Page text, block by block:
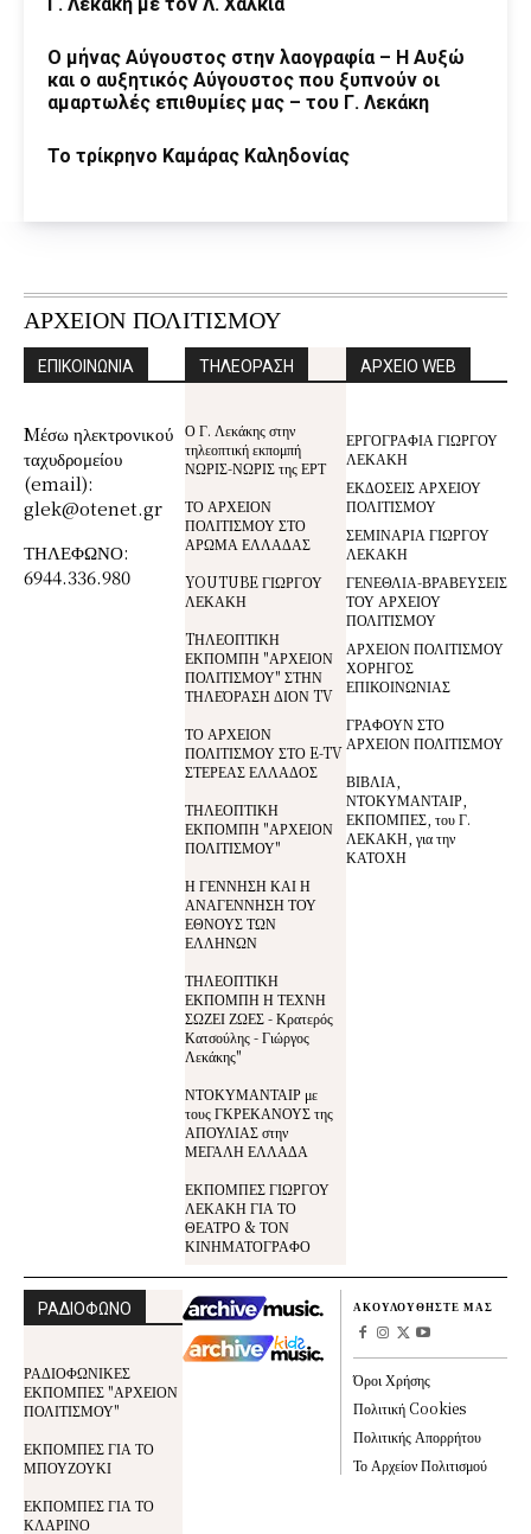
Ο μήνας Αύγουστος στην λαογραφία – Η Αυξώ
και ο αυξητικός Αύγουστος που ξυπνούν οι
αμαρτωλές επιθυμίες μας – του Γ. Λεκάκη
Το τρίκρηνο Καμάρας Καληδονίας
ΑΡΧΕΙΟΝ ΠΟΛΙΤΙΣΜΟΥ
ΕΠΙΚΟΙΝΩΝΙΑ
Mέσω ηλεκτρονικού
ταχυδρομείου
(email):
glek@otenet.gr
ΤΗΛΕΦΩΝΟ:
6944.336.980
ΤΗΛΕΟΡΑΣΗ
Ο Γ. Λεκάκης στην
τηλεοπτική εκπομπή
ΝΩΡΙΣ-ΝΩΡΙΣ της ΕΡΤ
ΤΟ ΑΡΧΕΙΟΝ
ΠΟΛΙΤΙΣΜΟΥ ΣΤΟ
ΑΡΩΜΑ ΕΛΛΑΔΑΣ
YOUTUBE ΓΙΩΡΓΟΥ
ΛΕΚΑΚΗ
TΗΛΕΟΠΤΙΚΗ
ΕΚΠΟΜΠΗ "ΑΡΧΕΙΟΝ
ΠΟΛΙΤΙΣΜΟΥ" ΣΤΗΝ
ΤΗΛΕΌΡΑΣΗ ΔΙΟΝ TV
ΤΟ ΑΡΧΕΙΟΝ
ΠΟΛΙΤΙΣΜΟΥ ΣΤΟ E-TV
ΣΤΕΡΕΑΣ ΕΛΛΑΔΟΣ
ΤΗΛΕΟΠΤΙΚΗ
ΕΚΠΟΜΠΗ "ΑΡΧΕΙΟΝ
ΠΟΛΙΤΙΣΜΟΥ"
Η ΓΕΝΝΗΣΗ ΚΑΙ Η
ΑΝΑΓΕΝΝΗΣΗ ΤΟΥ
ΕΘΝΟΥΣ ΤΩΝ
ΕΛΛΗΝΩΝ
ΤΗΛΕΟΠΤΙΚΗ
ΕΚΠΟΜΠΗ Η ΤΕΧΝΗ
ΣΩΖΕΙ ΖΩΕΣ - Κρατερός
Κατσούλης - Γιώργος
Λεκάκης"
ΝΤΟΚΥΜΑΝΤΑΙΡ με
τους ΓΚΡΕΚΑΝΟΥΣ της
ΑΠΟΥΛΙΑΣ στην
ΜΕΓΑΛΗ ΕΛΛΑΔΑ
ΕΚΠΟΜΠΕΣ ΓΙΩΡΓΟΥ
ΛΕΚΑΚΗ ΓΙΑ ΤΟ
ΘΕΑΤΡΟ & ΤΟΝ
ΚΙΝΗΜΑΤΟΓΡΑΦΟ
ΑΡΧΕΙΟ WEB
ΕΡΓΟΓΡΑΦΙΑ ΓΙΩΡΓΟΥ
ΛΕΚΑΚΗ
ΕΚΔΟΣΕΙΣ ΑΡΧΕΙΟΥ
ΠΟΛΙΤΙΣΜΟΥ
ΣΕΜΙΝΑΡΙΑ ΓΙΩΡΓΟΥ
ΛΕΚΑΚΗ
ΓΕΝΕΘΛΙΑ-ΒΡΑΒΕΥΣΕΙΣ
ΤΟΥ ΑΡΧΕΙΟΥ
ΠΟΛΙΤΙΣΜΟΥ
ΑΡΧΕΙΟΝ ΠΟΛΙΤΙΣΜΟΥ
ΧΟΡΗΓΟΣ
ΕΠΙΚΟΙΝΩΝΙΑΣ
ΓΡΑΦΟΥΝ ΣΤΟ
ΑΡΧΕΙΟΝ ΠΟΛΙΤΙΣΜΟΥ
ΒΙΒΛΙΑ,
ΝΤΟΚΥΜΑΝΤΑΙΡ,
ΕΚΠΟΜΠΕΣ, του Γ.
ΛΕΚΑΚΗ, για την
ΚΑΤΟΧΗ
ΡΑΔΙΟΦΩΝΟ
ΡΑΔΙΟΦΩΝΙΚΕΣ
ΕΚΠΟΜΠΕΣ "ΑΡΧΕΙΟΝ
ΠΟΛΙΤΙΣΜΟΥ"
ΕΚΠΟΜΠΕΣ ΓΙΑ ΤΟ
ΜΠΟΥΖΟΥΚΙ
ΕΚΠΟΜΠΕΣ ΓΙΑ ΤΟ
ΚΛΑΡΙΝΟ
ΑΚΟΥΛΟΥΘΗΣΤΕ ΜΑΣ
Όροι Χρήσης
Πολιτική Cookies
Πολιτικής Απορρήτου
Το Αρχείον Πολιτισμού